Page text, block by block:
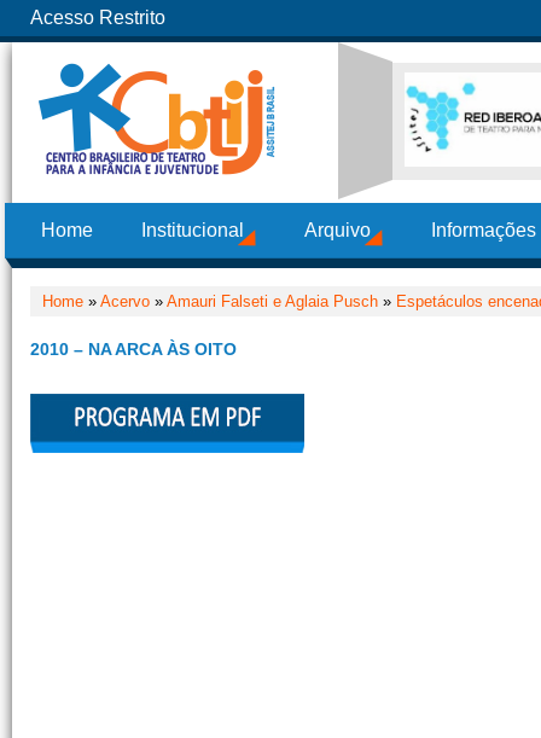
Acesso Restrito
Home Institucional Arquivo
Home » Acervo » Amauri Falseti e Aglaia Pusch » Espetáculos
2010 – NA ARCA ÀS OITO